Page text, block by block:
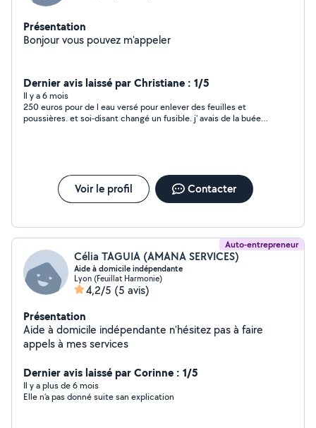
Présentation
Bonjour vous pouvez m'appeler
Dernier avis laissé par Christiane : 1/5
Il y a 6 mois
250 euros pour de l eau versé pour enlever des feuilles et
poussières. et soi-disant changé un fusible. j' avais de la buée
Voir le profil Contacter
Auto-entrepreneur
Célia TAGUIA (AMANA SERVICES)
Aide à domicile indépendante
Lyon (Feuillat Harmonie)
4,2/5 (5 avis)
Présentation
Aide à domicile indépendante n'hésitez pas à faire
appels à mes services
Dernier avis laissé par Corinne : 1/5
Il y a plus de 6 mois
Elle n’a pas donné suite san explication